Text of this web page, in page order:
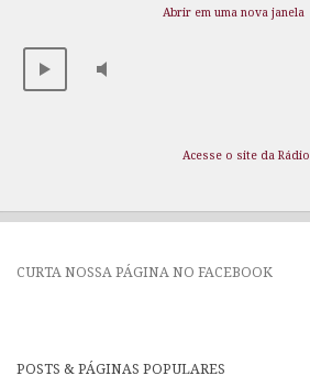
Abrir em uma nova janela
Acesse o site da Rádio
CURTA NOSSA PÁGINA NO FACEBOOK
POSTS & PÁGINAS POPULARES